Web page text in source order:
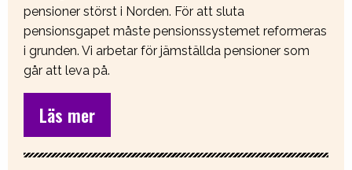
pensioner störst i Norden. För att sluta
pensionsgapet måste pensionssystemet reformeras
i grunden. Vi arbetar för jämställda pensioner som
går att leva på.
Läs mer